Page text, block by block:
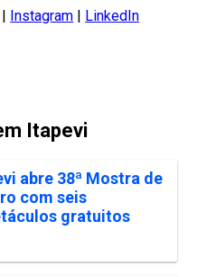
Instagram LinkedIn
Itapevi
abre 38ª Mostra de
com seis
gratuitos